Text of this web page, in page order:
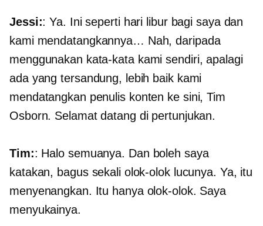
Jessi:: Ya. Ini seperti hari libur bagi saya dan
kami mendatangkannya… Nah, daripada
menggunakan kata-kata kami sendiri, apalagi
ada yang tersandung, lebih baik kami
mendatangkan penulis konten ke sini, Tim
Osborn. Selamat datang di pertunjukan.
Tim:: Halo semuanya. Dan boleh saya
katakan, bagus sekali olok-olok lucunya. Ya, itu
menyenangkan. Itu hanya olok-olok. Saya
menyukainya.